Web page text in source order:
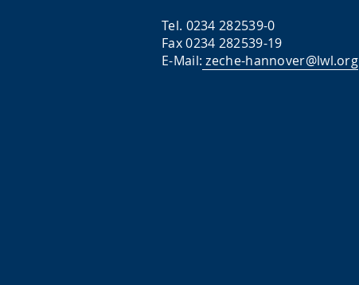
Tel. 0234 282539-0
Fax 0234 282539-19
E-Mail: zeche-hannover@lwl.org